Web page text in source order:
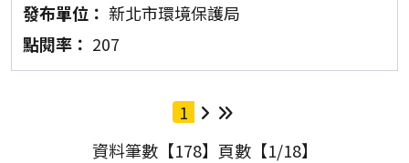
新北市環境保護局
207
1 下一頁最後一頁
資料筆數【178】頁數【1/18】